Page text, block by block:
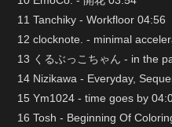
11 Tanchiky - Workfloor 04:56
12 clocknote. - minimal
13 くるぶっこちゃん - in the
14 Nizikawa - Everyday,
15 Ym1024 - time goes by
16 Tosh - Beginning Of